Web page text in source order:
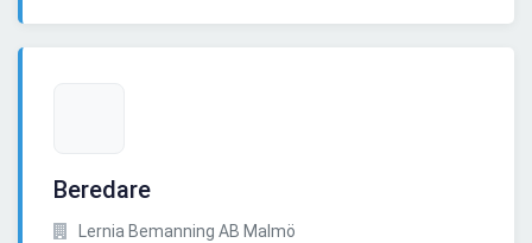
Beredare
Lernia Bemanning AB Malmö